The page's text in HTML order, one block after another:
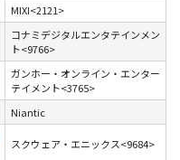
MIXI<2121>
コナミデジタルエンタテインメン
ト<9766>
ガンホー・オンライン・エンター
テイメント<3765>
Niantic
スクウェア・エニックス<9684>